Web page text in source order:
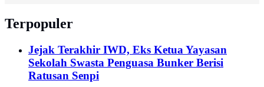
Terpopuler
Jejak Terakhir IWD, Eks Ketua Yayasan
Sekolah Swasta Penguasa Bunker Berisi
Ratusan Senpi